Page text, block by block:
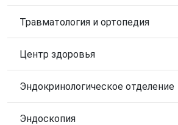
Травматология и ортопедия
Центр здоровья
Эндокринологическое отделение
Эндоскопия